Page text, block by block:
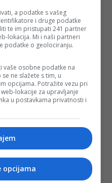
a podatke s vašeg
i druge podatke
te im pristupati 241 partner
lokacija. Mi i naši partneri
podatke o geolociranju.
vaše osobne podatke na
ne slažete s tim, u
opcijama. Potražite vezu pri
lokacije za upravljanje
u postavkama privatnosti i
opcijama